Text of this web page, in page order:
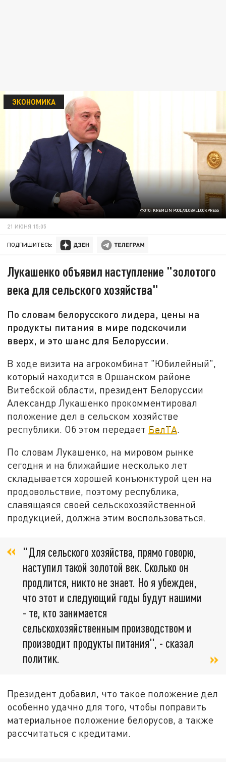
ФОТО: KREMLIN POOL/GLOBALLOOKPRESS
ЭКОНОМИКА
21 ИЮНЯ 15:05
ПОДПИШИТЕСЬ:
Лукашенко объявил наступление "золотого
века для сельского хозяйства"
По словам белорусского лидера, цены на
продукты питания в мире подскочили
вверх, и это шанс для Белоруссии.
В ходе визита на агрокомбинат "Юбилейный",
который находится в Оршанском районе
Витебской области, президент Белоруссии
Александр Лукашенко прокомментировал
положение дел в сельском хозяйстве
республики. Об этом передает БелТА.
По словам Лукашенко, на мировом рынке
сегодня и на ближайшие несколько лет
складывается хорошей конъюнктурой цен на
продовольствие, поэтому республика,
славящаяся своей сельскохозяйственной
продукцией, должна этим воспользоваться.
"Для сельского хозяйства, прямо говорю,
наступил такой золотой век. Сколько он
продлится, никто не знает. Но я убежден,
что этот и следующий годы будут нашими
- те, кто занимается
сельскохозяйственным производством и
производит продукты питания", - сказал
политик.
Президент добавил, что такое положение дел
особенно удачно для того, чтобы поправить
материальное положение белорусов, а также
рассчитаться с кредитами.